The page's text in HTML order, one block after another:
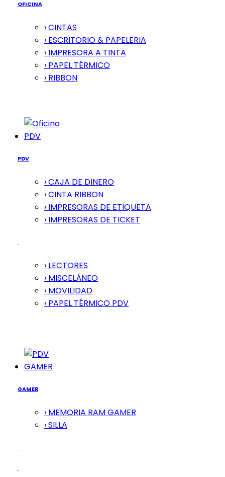
OFICINA
› CINTAS
› ESCRITORIO & PAPELERIA
› IMPRESORA A TINTA
› PAPEL TÉRMICO
› RIBBON
PDV
PDV
› CAJA DE DINERO
› CINTA RIBBON
› IMPRESORAS DE ETIQUETA
› IMPRESORAS DE TICKET
› LECTORES
› MISCELÁNEO
› MOVILIDAD
› PAPEL TÉRMICO PDV
GAMER
GAMER
› MEMORIA RAM GAMER
› SILLA